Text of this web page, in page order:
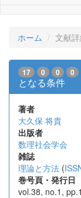
ホーム 文献
17 0 0 0
となる条件
著者
大久保 将貴
出版者
数理社会学会
雑誌
理論と方法 (
巻号頁・発行日
vol.38, no.1,